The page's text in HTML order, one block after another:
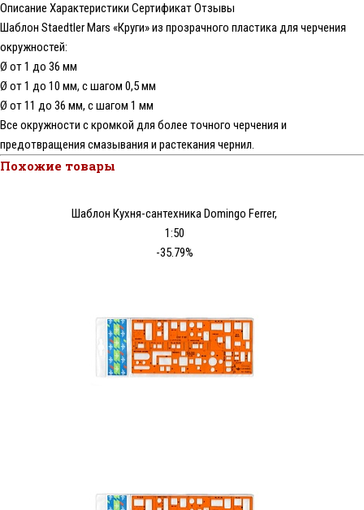
Описание Характеристики СертификатОтзывы
Шаблон Staedtler Mars «Круги» из прозрачного пластика для черчения
окружностей:
Ø от 1 до 36 мм
Ø от 1 до 10 мм, с шагом 0,5 мм
Ø от 11 до 36 мм, с шагом 1 мм
Все окружности с кромкой для более точного черчения и
предотвращения смазывания и растекания чернил.
Похожие товары
Шаблон Кухня-сантехника Domingo Ferrer,
1:50
-35.79%